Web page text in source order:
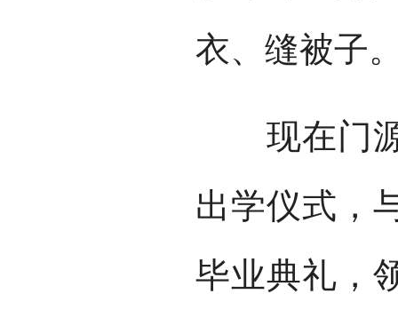
衣、缝被子
现在门源
出学仪式，
毕业典礼，